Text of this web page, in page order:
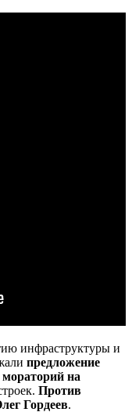
инфраструктуры и
предложение
на
Против
Гордеев.